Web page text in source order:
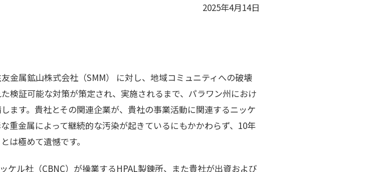
2025年4月14日
金属鉱山株式会社（SMM） に対し、地域コミュニティへの破壊
検証可能な対策が策定され、実施されるまで、パラワン州におけ
ます。貴社とその関連企業が、貴社の事業活動に関連するニッケ
重金属によって継続的な汚染が起きているにもかかわらず、10年
は極めて遺憾です。
ケル社（CBNC）が操業するHPAL製錬所、また貴社が出資および